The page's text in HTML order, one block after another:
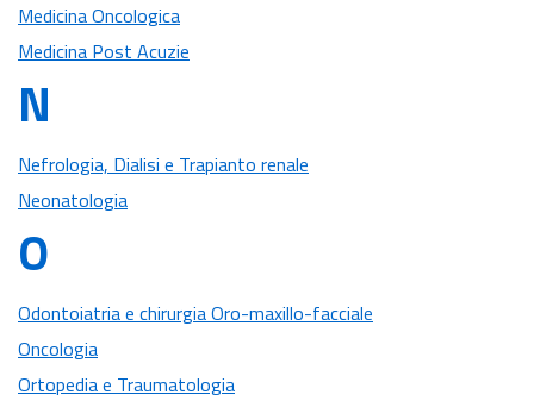
Medicina Oncologica
Medicina Post Acuzie
N
Nefrologia, Dialisi e Trapianto renale
Neonatologia
O
Odontoiatria e chirurgia Oro-maxillo-facciale
Oncologia
Ortopedia e Traumatologia